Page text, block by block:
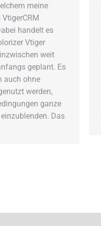
meine
handelt es
Vtiger
weit
geplant. Es
auch ohne
werden,
ganze
Das